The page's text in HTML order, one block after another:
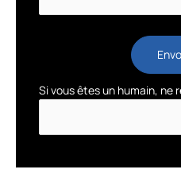
Si vous êtes un humain, ne